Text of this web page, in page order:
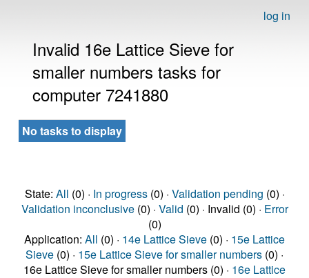
log in
Invalid 16e Lattice Sieve for
smaller numbers tasks for
computer 7241880
No tasks to display
State: All (0) · In progress(0) · Validation pending (0) ·
Validation inconclusive(0) · Valid (0) · Invalid (0) · Error
(0)
Application: All (0) · 14e Lattice Sieve (0) · 15e Lattice
Sieve (0) · 15e Lattice Sieve for smaller numbers (0) ·
16e Lattice Sieve for smaller numbers (0) · 16e Lattice